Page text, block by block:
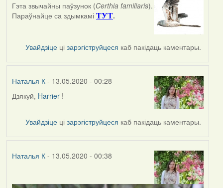
In
reply
Наталья
К
Гэта звычайны паўзунок (Certhia familiaris).
Параўнайце са здымкамі ТУТ.
Увайдзіце цізарэгіструйцеся каб пакідаць каментары.
Наталья К- 13.05.2020 - 00:28
In
Harrier
Дзякуй, Harrier!
Увайдзіце цізарэгіструйцеся каб пакідаць каментары.
Наталья К- 13.05.2020 - 00:38